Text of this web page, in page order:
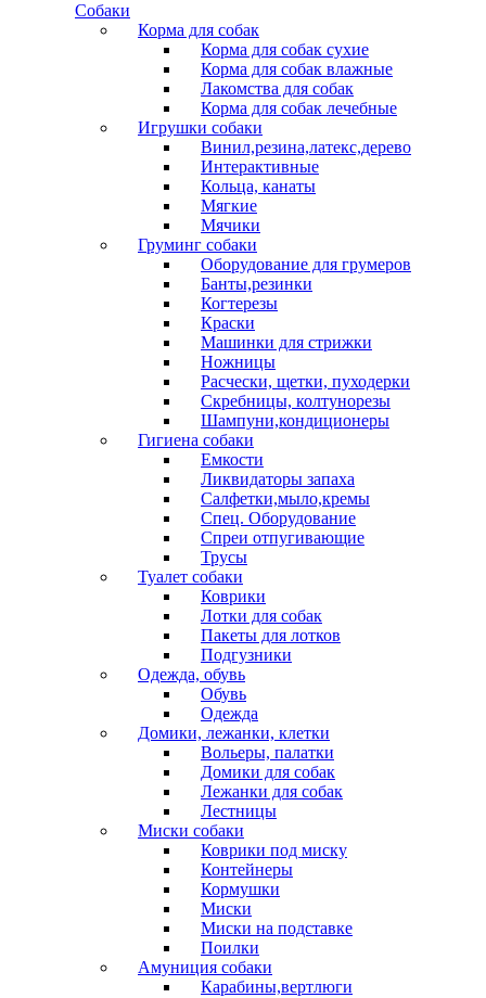
Собаки
Корма для собак
Корма для собак сухие
Корма для собак влажные
Лакомства для собак
Корма для собак лечебные
Игрушки собаки
Винил,резина,латекс,дерево
Интерактивные
Кольца, канаты
Мягкие
Мячики
Груминг собаки
Оборудование для грумеров
Банты,резинки
Когтерезы
Краски
Машинки для стрижки
Ножницы
Расчески, щетки, пуходерки
Скребницы, колтунорезы
Шампуни,кондиционеры
Гигиена собаки
Емкости
Ликвидаторы запаха
Салфетки,мыло,кремы
Спец. Оборудование
Спреи отпугивающие
Трусы
Туалет собаки
Коврики
Лотки для собак
Пакеты для лотков
Подгузники
Одежда, обувь
Обувь
Одежда
Домики, лежанки, клетки
Вольеры, палатки
Домики для собак
Лежанки для собак
Лестницы
Миски собаки
Коврики под миску
Контейнеры
Кормушки
Миски
Миски на подставке
Поилки
Амуниция собаки
Карабины,вертлюги